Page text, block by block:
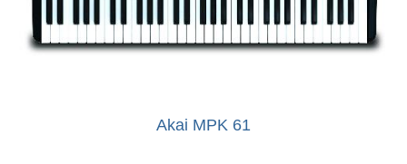
Akai MPK 61